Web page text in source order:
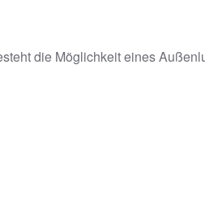
die Möglichkeit eines